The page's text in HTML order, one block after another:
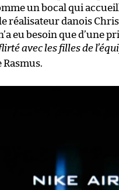
un bocal qui
réalisateur danois
eu besoin que d’une
avec les filles de
Rasmus.